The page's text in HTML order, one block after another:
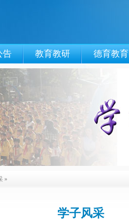
告 教育教研 德育教育
»
学子风采